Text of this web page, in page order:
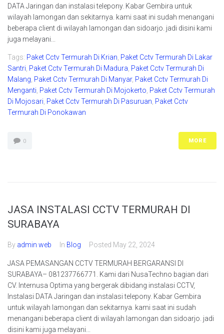
DATA Jaringan dan instalasi telepony. Kabar Gembira untuk
wilayah lamongan dan sekitarnya. kami saat ini sudah menangani
beberapa client di wilayah lamongan dan sidoarjo. jadi disini kami
juga melayani...
Tags: Paket Cctv Termurah Di Krian Paket Cctv Termurah Di Lakar
Santri Paket Cctv Termurah Di Madura Paket Cctv Termurah Di
Malang Paket Cctv Termurah Di Manyar, Paket Cctv Termurah Di
Menganti Paket Cctv Termurah Di Mojokerto Paket Cctv Termurah
Di Mojosari Paket Cctv Termurah Di Pasuruan Paket Cctv
Termurah Di Ponokawan
0 MORE
JASA INSTALASI CCTV TERMURAH DI
SURABAYA
By admin web In Blog Posted May 22, 2024
JASA PEMASANGAN CCTV TERMURAH BERGARANSI DI
SURABAYA– 081237766771. Kami dari NusaTechno bagian dari
CV. Internusa Optima yang bergerak dibidang instalasi CCTV,
Instalasi DATA Jaringan dan instalasi telepony. Kabar Gembira
untuk wilayah lamongan dan sekitarnya. kami saat ini sudah
menangani beberapa client di wilayah lamongan dan sidoarjo. jadi
disini kami juga melayani...